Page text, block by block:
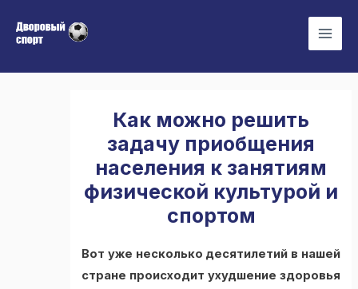
Main
Как можно решить
задачу приобщения
населения к занятиям
физической культурой и
спортом
Вот уже несколько десятилетий в нашей
стране происходит ухудшение здоровья
по